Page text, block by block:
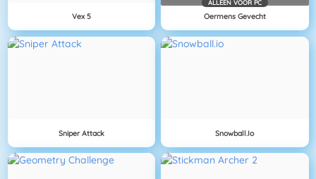
Vex 5
ALLEEN VOOR PC
Oermens Gevecht
Sniper Attack Snowball.io